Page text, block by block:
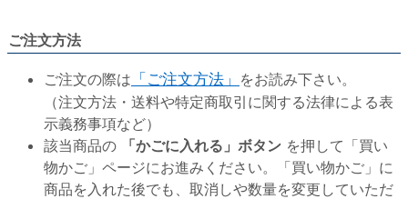
ご注文方法
ご注文の際は 「ご注文方法」 をお読み下さい。
（注文方法・送料や特定商取引に関する法律による表
示義務事項など）
該当商品の
「かごに入れる」ボタン を押して「買い
物かご」ページにお進みください。「買い物かご」に
商品を入れた後でも、取消しや数量を変更していただ